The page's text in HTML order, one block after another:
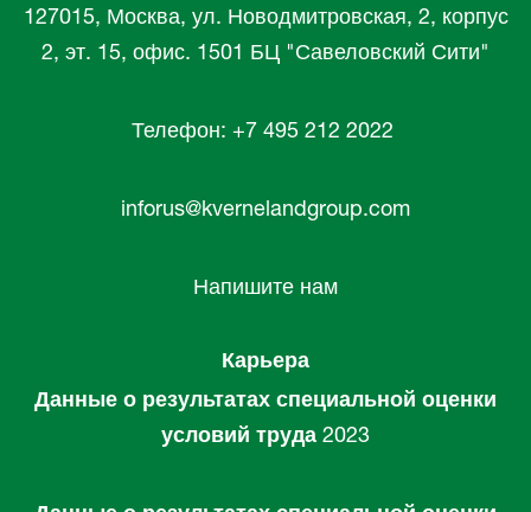
127015, Москва, ул. Новодмитровская, 2, корпус
2, эт. 15, офис. 1501 БЦ "Савеловский Сити"
Телефон: +7 495 212 2022
inforus@kvernelandgroup.com
Напишите нам
Карьера
Данные о результатах специальной оценки
условий труда 2023